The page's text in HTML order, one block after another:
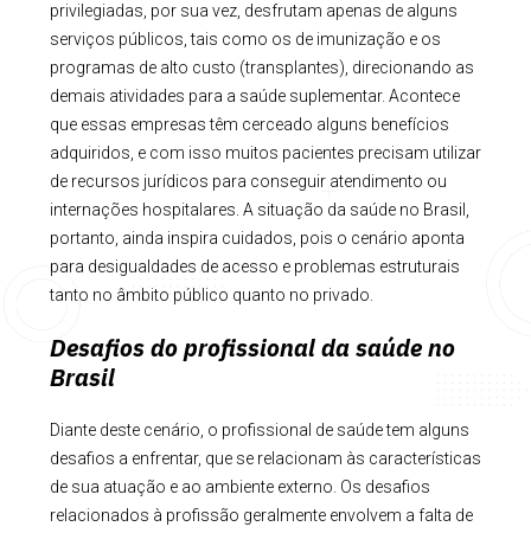
privilegiadas, por sua vez, desfrutam apenas de alguns
serviços públicos, tais como os de imunização e os
programas de alto custo (transplantes), direcionando as
demais atividades para a saúde suplementar. Acontece
que essas empresas têm cerceado alguns benefícios
adquiridos, e com isso muitos pacientes precisam utilizar
de recursos jurídicos para conseguir atendimento ou
internações hospitalares. A situação da saúde no Brasil,
portanto, ainda inspira cuidados, pois o cenário aponta
para desigualdades de acesso e problemas estruturais
tanto no âmbito público quanto no privado.
Desafios do profissional da saúde no
Brasil
Diante deste cenário, o profissional de saúde tem alguns
desafios a enfrentar, que se relacionam às características
de sua atuação e ao ambiente externo. Os desafios
relacionados à profissão geralmente envolvem a falta de